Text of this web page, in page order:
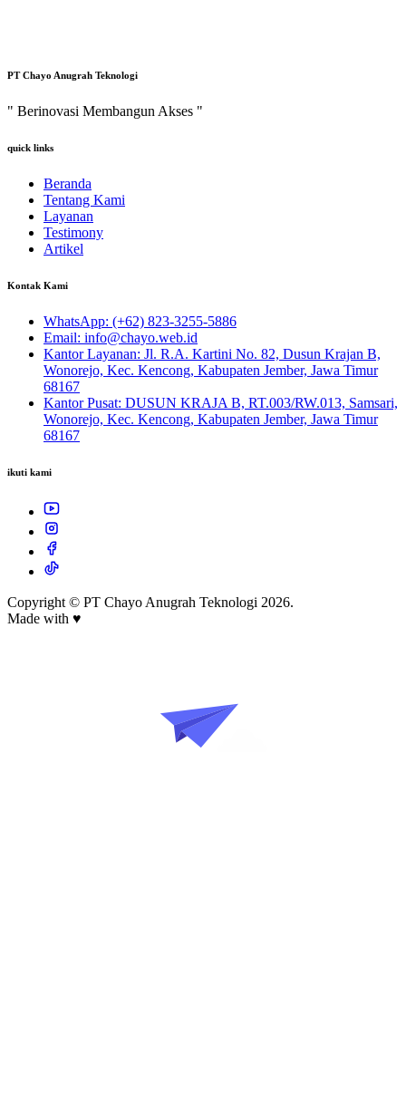
PT Chayo Anugrah Teknologi
" Berinovasi Membangun Akses "
quick links
Beranda
Tentang Kami
Layanan
Testimony
Artikel
Kontak Kami
WhatsApp: (+62) 823-3255-5886
Email: info@chayo.web.id
Kantor Layanan: Jl. R.A. Kartini No. 82, Dusun Krajan B,
Wonorejo, Kec. Kencong, Kabupaten Jember, Jawa Timur
68167
Kantor Pusat: DUSUN KRAJA B, RT.003/RW.013, Samsari,
Wonorejo, Kec. Kencong, Kabupaten Jember, Jawa Timur
68167
ikuti kami
Copyright © PT Chayo Anugrah Teknologi 2026.
Made with ♥